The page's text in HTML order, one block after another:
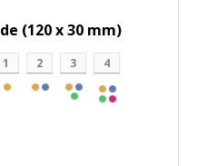
(120 x 30 mm)
1 2 3 4